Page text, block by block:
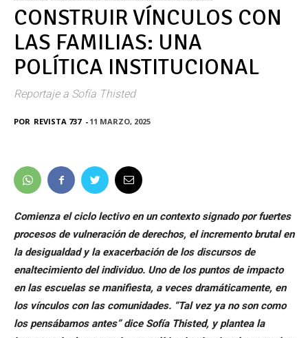
CONSTRUIR VÍNCULOS CON
LAS FAMILIAS: UNA
POLÍTICA INSTITUCIONAL
Reportaje a Sofía Thisted
POR REVISTA 737 - 11 MARZO, 2025
Comienza el ciclo lectivo en un contexto signado por fuertes
procesos de vulneración de derechos, el incremento brutal en
la desigualdad y la exacerbación de los discursos de
enaltecimiento del individuo. Uno de los puntos de impacto
en las escuelas se manifiesta, a veces dramáticamente, en
los vínculos con las comunidades. “Tal vez ya no son como
los pensábamos antes” dice Sofía Thisted, y plantea la